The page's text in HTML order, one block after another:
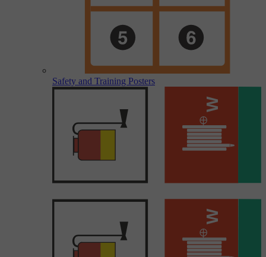
Safety and Training Posters